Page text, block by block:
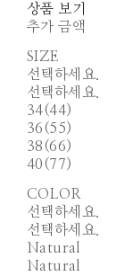
상품 보기
추가 금액
SIZE
선택하세요.
선택하세요.
34(44)
36(55)
38(66)
40(77)
COLOR
선택하세요.
선택하세요.
Natural
Natural